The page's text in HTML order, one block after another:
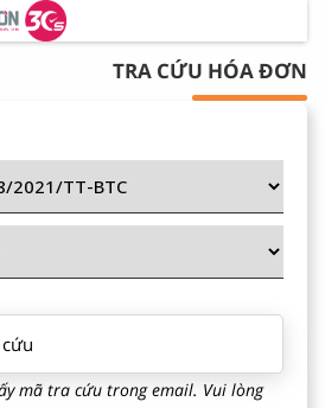
TRA CỨU HÓA ĐƠN
mã tra cứu trong email. Vui lòng